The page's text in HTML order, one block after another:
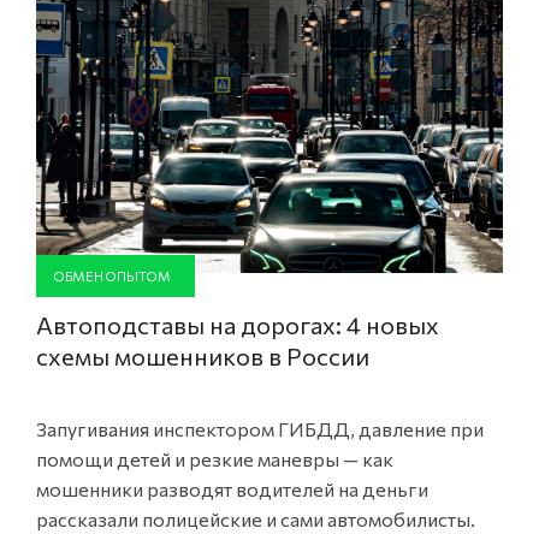
ОБМЕН ОПЫТОМ
Автоподставы на дорогах: 4 новых
схемы мошенников в России
Запугивания инспектором ГИБДД, давление при
помощи детей и резкие маневры — как
мошенники разводят водителей на деньги
рассказали полицейские и сами автомобилисты.